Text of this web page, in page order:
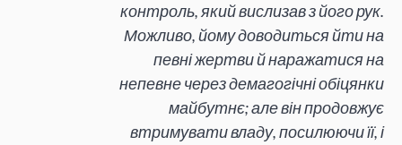
контроль, який вислизав з його рук.
Можливо, йому доводиться йти на
певні жертви й наражатися на
непевне через демагогічні обіцянки
майбутнє; але він продовжує
втримувати владу, посилюючи її, і